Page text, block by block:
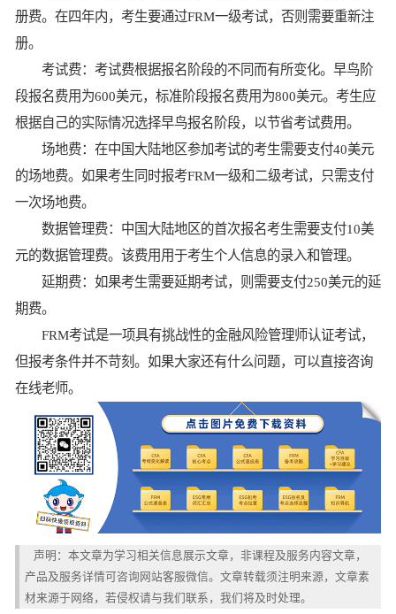
册费。在四年内，考生要通过FRM一级考试，否则需要重新注
册。
考试费：考试费根据报名阶段的不同而有所变化。早鸟阶
段报名费用为600美元，标准阶段报名费用为800美元。考生应
根据自己的实际情况选择早鸟报名阶段，以节省考试费用。
场地费：在中国大陆地区参加考试的考生需要支付40美元
的场地费。如果考生同时报考FRM一级和二级考试，只需支付
一次场地费。
数据管理费：中国大陆地区的首次报名考生需要支付10美
元的数据管理费。该费用用于考生个人信息的录入和管理。
延期费：如果考生需要延期考试，则需要支付250美元的延
期费。
FRM考试是一项具有挑战性的金融风险管理师认证考试，
但报考条件并不苛刻。如果大家还有什么问题，可以直接咨询
在线老师。
声明：本文章为学习相关信息展示文章，非课程及服务内容文章，
产品及服务详情可咨询网站客服微信。文章转载须注明来源，文章素
材来源于网络，若侵权请与我们联系，我们将及时处理。